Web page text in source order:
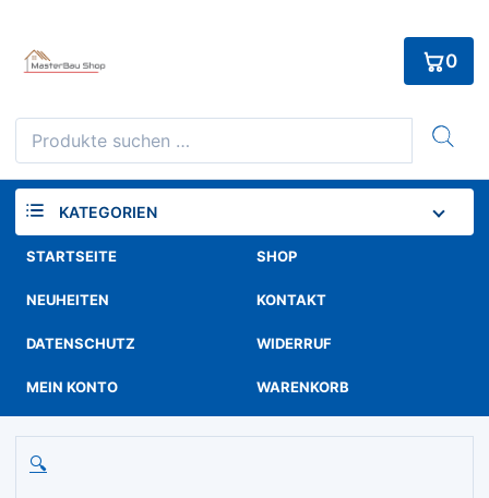
content
Suchen
nach:
0
KATEGORIEN
STARTSEITE SHOP
NEUHEITEN KONTAKT
DATENSCHUTZ WIDERRUF
MEIN KONTO WARENKORB
🔍